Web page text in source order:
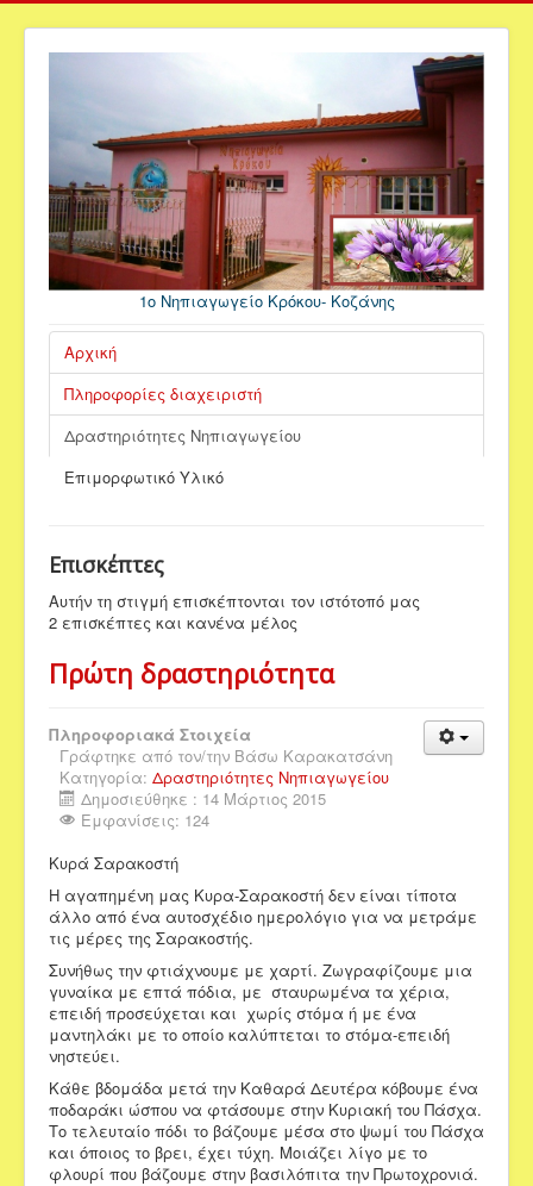
1ο Νηπιαγωγείο Κρόκου- Κοζάνης
Αρχική
Πληροφορίες διαχειριστή
Δραστηριότητες Νηπιαγωγείου
Επιμορφωτικό Υλικό
Επισκέπτες
Αυτήν τη στιγμή επισκέπτονται τον ιστότοπό μας
2 επισκέπτες και κανένα μέλος
Πρώτη δραστηριότητα
Πληροφοριακά Στοιχεία
Γράφτηκε από τον/την Βάσω Καρακατσάνη
Κατηγορία: Δραστηριότητες Νηπιαγωγείου
Δημοσιεύθηκε : 14 Μάρτιος 2015
Εμφανίσεις: 124
Κυρά Σαρακοστή
Η αγαπημένη μας Κυρα-Σαρακοστή δεν είναι τίποτα
άλλο από ένα αυτοσχέδιο ημερολόγιο για να μετράμε
τις μέρες της Σαρακοστής.
Συνήθως την φτιάχνουμε με χαρτί. Ζωγραφίζουμε μια
γυναίκα με επτά πόδια, με σταυρωμένα τα χέρια,
επειδή προσεύχεται και χωρίς στόμα ή με ένα
μαντηλάκι με το οποίο καλύπτεται το στόμα-επειδή
νηστεύει.
Κάθε βδομάδα μετά την Καθαρά Δευτέρα κόβουμε ένα
ποδαράκι ώσπου να φτάσουμε στην Κυριακή του Πάσχα.
Το τελευταίο πόδι το βάζουμε μέσα στο ψωμί του Πάσχα
και όποιος το βρει, έχει τύχη. Μοιάζει λίγο με το
φλουρί που βάζουμε στην βασιλόπιτα την Πρωτοχρονιά.